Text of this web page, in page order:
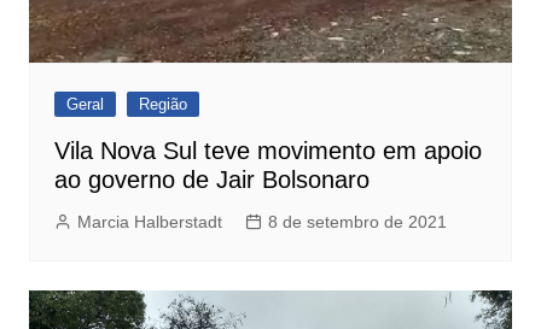
Geral Região
Vila Nova Sul teve movimento em apoio
ao governo de Jair Bolsonaro
Marcia Halberstadt 8 de setembro de 2021